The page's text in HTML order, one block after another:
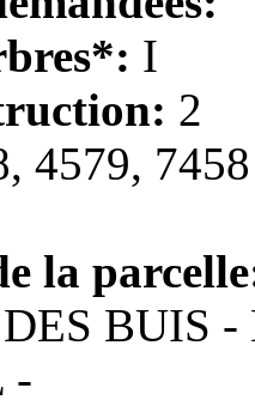
I
2
4579, 7458
la
BUIS
-